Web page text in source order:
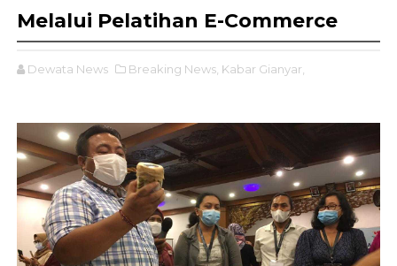
Melalui Pelatihan E-Commerce
Dewata News Breaking News, Kabar Gianyar,